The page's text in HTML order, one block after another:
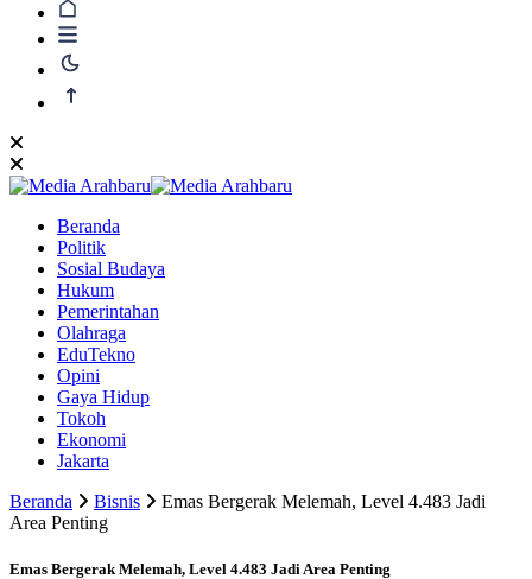
Beranda
Politik
Sosial Budaya
Hukum
Pemerintahan
Olahraga
EduTekno
Opini
Gaya Hidup
Tokoh
Ekonomi
Jakarta
Beranda
Bisnis
Emas Bergerak Melemah, Level 4.483 Jadi
Area Penting
Emas Bergerak Melemah, Level 4.483 Jadi Area Penting